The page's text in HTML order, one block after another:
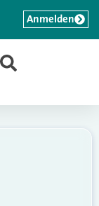
Anmelden